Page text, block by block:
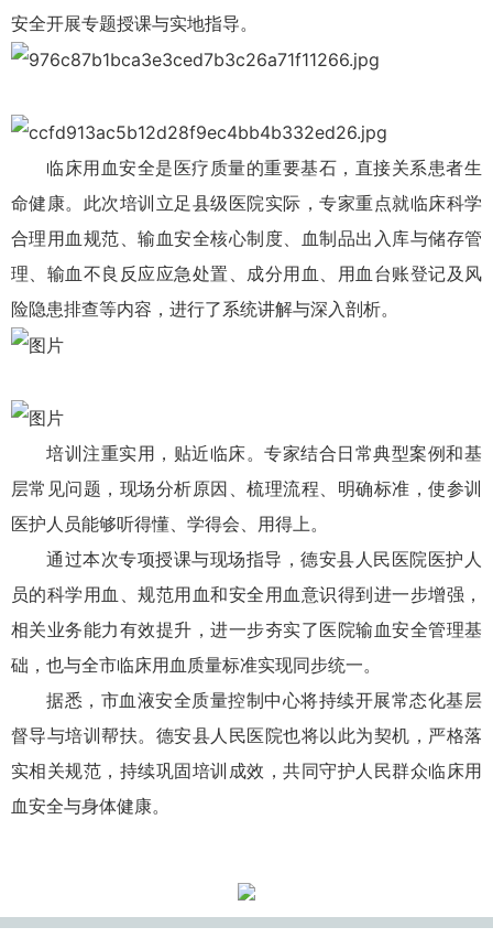
安全开展专题授课与实地指导。
临床用血安全是医疗质量的重要基石，直接关系患者生
命健康。此次培训立足县级医院实际，专家重点就临床科学
合理用血规范、输血安全核心制度、血制品出入库与储存管
理、输血不良反应应急处置、成分用血、用血台账登记及风
险隐患排查等内容，进行了系统讲解与深入剖析。
培训注重实用，贴近临床。专家结合日常典型案例和基
层常见问题，现场分析原因、梳理流程、明确标准，使参训
医护人员能够听得懂、学得会、用得上。
通过本次专项授课与现场指导，德安县人民医院医护人
员的科学用血、规范用血和安全用血意识得到进一步增强，
相关业务能力有效提升，进一步夯实了医院输血安全管理基
础，也与全市临床用血质量标准实现同步统一。
据悉，市血液安全质量控制中心将持续开展常态化基层
督导与培训帮扶。德安县人民医院也将以此为契机，严格落
实相关规范，持续巩固培训成效，共同守护人民群众临床用
血安全与身体健康。